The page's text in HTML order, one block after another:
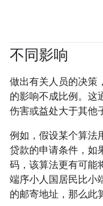
不同影响
做出有关人员的决策
的影响不成比例。这
伤害或益处大于其他
例如，假设某个算法
贷款的申请条件，如
码，该算法更有可能
端序小人国居民比小
的邮寄地址，那么此